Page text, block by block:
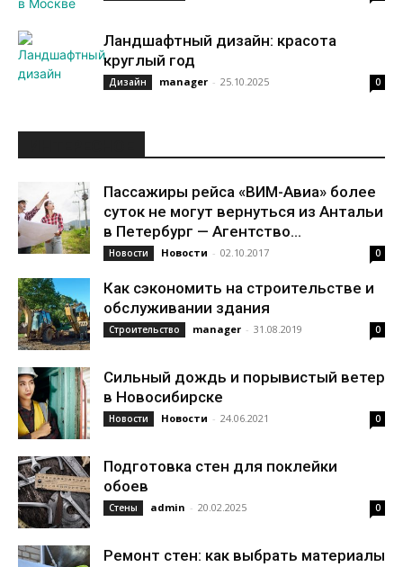
Ландшафтный дизайн: красота
круглый год
Дизайн manager - 25.10.2025 0
Пассажиры рейса «ВИМ-Авиа» более
суток не могут вернуться из Антальи
в Петербург — Агентство...
Новости Новости - 02.10.2017 0
Как сэкономить на строительстве и
обслуживании здания
Строительство manager - 31.08.2019 0
Сильный дождь и порывистый ветер
в Новосибирске
Новости Новости - 24.06.2021 0
Подготовка стен для поклейки
обоев
Стены admin - 20.02.2025 0
Ремонт стен: как выбрать материалы